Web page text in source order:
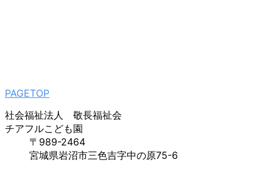
PAGETOP
社会福祉法人 敬長福祉会
チアフルこども園
〒989-2464
宮城県岩沼市三色吉字中の原75-6